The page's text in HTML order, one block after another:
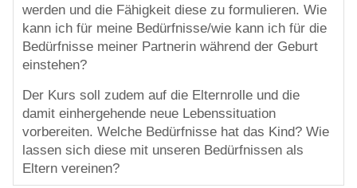
werden und die Fähigkeit diese zu formulieren. Wie
kann ich für meine Bedürfnisse/wie kann ich für die
Bedürfnisse meiner Partnerin während der Geburt
einstehen?
Der Kurs soll zudem auf die Elternrolle und die
damit einhergehende neue Lebenssituation
vorbereiten. Welche Bedürfnisse hat das Kind? Wie
lassen sich diese mit unseren Bedürfnissen als
Eltern vereinen?